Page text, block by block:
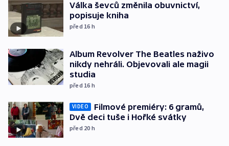
Válka ševců změnila obuvnictví,
popisuje kniha
před 16 h
Album Revolver The Beatles naživo
nikdy nehráli. Objevovali ale magii
studia
před 16 h
VIDEO
Filmové premiéry: 6 gramů,
Dvě deci tuše i Hořké svátky
před 20 h